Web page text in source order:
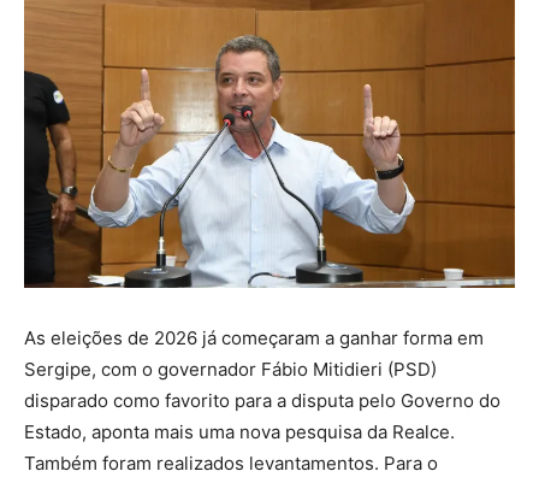
As eleições de 2026 já começaram a ganhar forma em
Sergipe, com o governador Fábio Mitidieri (PSD)
disparado como favorito para a disputa pelo Governo do
Estado, aponta mais uma nova pesquisa da Realce.
Também foram realizados levantamentos. Para o